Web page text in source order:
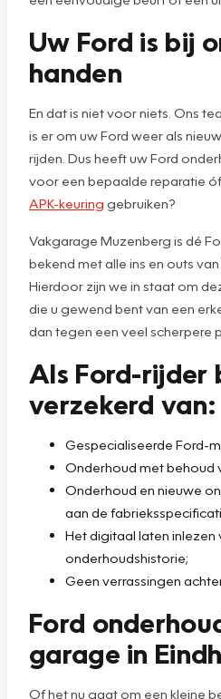
Uw Ford is bij
handen
En dat is niet voor niets. Ons
is er om uw Ford weer als
rijden. Dus heeft uw Ford
voor een bepaalde reparatie
APK-keuring gebruiken?
Vakgarage Muzenberg is dé
bekend met alle ins en outs
Hierdoor zijn we in staat om
die u gewend bent van een
dan tegen een veel scherpere
Als Ford-rijder
verzekerd van:
Gespecialiseerde Ford-
Onderhoud met behoud
Onderhoud en nieuwe
aan de
Het digitaal laten inlezen
onderhoudshistorie;
Geen verrassingen
Ford
garage in
Of het nu gaat om een kleine